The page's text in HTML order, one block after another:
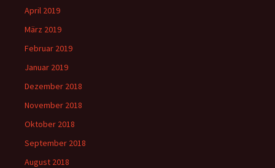
April 2019
März 2019
Februar 2019
Januar 2019
Dezember 2018
November 2018
Oktober 2018
September 2018
August 2018